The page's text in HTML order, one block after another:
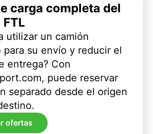
carga completa del
utilizar un camión
para su envío y reducir el
entrega? Con
puede reservar
separado desde el origen
ofertas